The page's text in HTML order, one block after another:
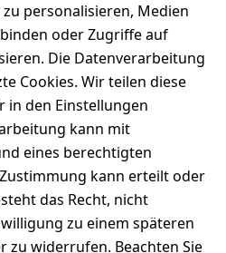
personalisieren, Medien
oder Zugriffe auf
Die Datenverarbeitung
Cookies. Wir teilen diese
in den Einstellungen
kann mit
eines berechtigten
kann erteilt oder
das Recht, nicht
zu einem späteren
zu widerrufen. Beachten Sie